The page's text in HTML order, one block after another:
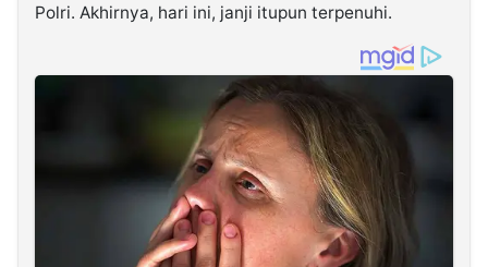
Polri. Akhirnya, hari ini, janji itupun terpenuhi.